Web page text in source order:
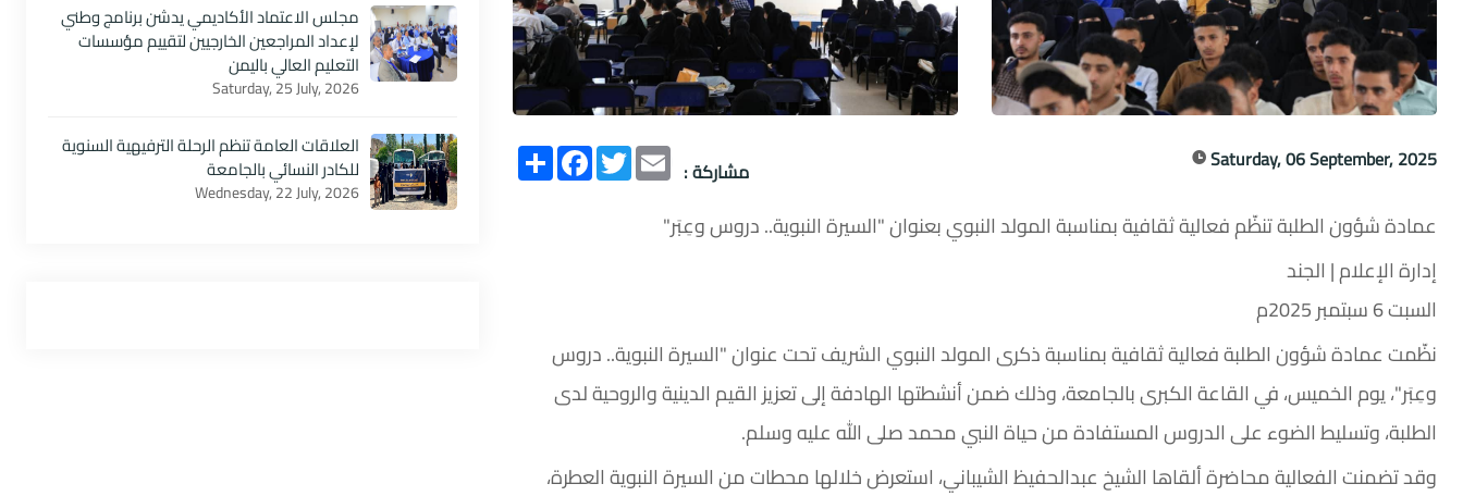
Saturday, 06 September, 2025 مشاركة : انشر
FacebookTwitter Email
عمادة شؤون الطلبة تنظّم فعالية ثقافية بمناسبة المولد النبوي بعنوان "السيرة النبوية.. دروس وعِبَر"
إدارة الإعلام | الجند
السبت 6 سبتمبر 2025م
نظّمت عمادة شؤون الطلبة فعالية ثقافية بمناسبة ذكرى المولد النبوي الشريف تحت عنوان "السيرة النبوية.. دروس
وعِبَر"، يوم الخميس، في القاعة الكبرى بالجامعة، وذلك ضمن أنشطتها الهادفة إلى تعزيز القيم الدينية والروحية لدى
الطلبة، وتسليط الضوء على الدروس المستفادة من حياة النبي محمد صلى الله عليه وسلم.
وقد تضمنت الفعالية محاضرة ألقاها الشيخ عبدالحفيظ الشيباني، استعرض خلالها محطات من السيرة النبوية العطرة،
مجلس الاعتماد الأكاديمي يدشن برنامج وطني
لإعداد المراجعين الخارجيين لتقييم مؤسسات
التعليم العالي باليمن
Saturday, 25 July, 2026
العلاقات العامة تنظم الرحلة الترفيهية السنوية
للكادر النسائي بالجامعة
Wednesday, 22 July, 2026